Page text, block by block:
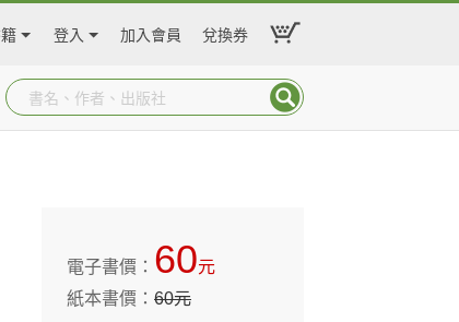
登入 加入會員 兌換券
電子書價： 60元
紙本書價：60元